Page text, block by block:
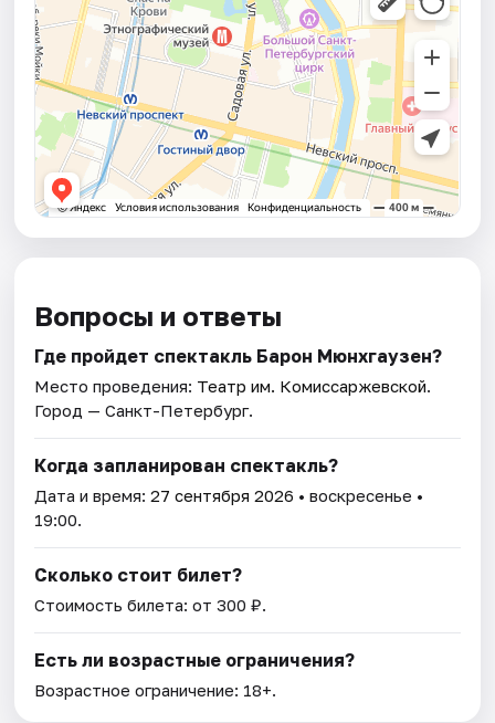
Вопросы и ответы
Где пройдет спектакль Барон Мюнхгаузен?
Место проведения: Театр им. Комиссаржевской.
Город — Санкт-Петербург.
Когда запланирован спектакль?
Дата и время:27 сентября 2026 • воскресенье •
19:00.
Сколько стоит билет?
Стоимость билета: от 300 ₽.
Есть ли возрастные ограничения?
Возрастное ограничение: 18+.